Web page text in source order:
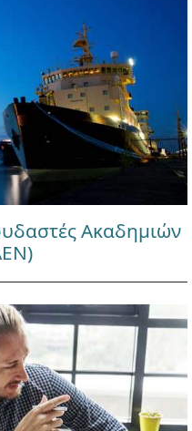
Ακαδημιών